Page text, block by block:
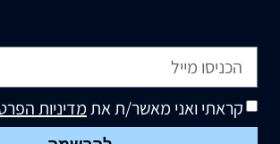
קראתי ואני מאשר/ת אתמדיניות